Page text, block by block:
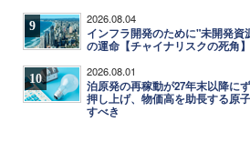
9 2026.08.04
インフラ開発のために"未開発
の運命【チャイナリスクの死角】
10 2026.08.01
泊原発の再稼動が27年末以降に
押し上げ、物価高を助長する原
すべき